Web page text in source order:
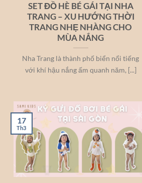
SET ĐỒ HÈ BÉ GÁI TẠI NHA
TRANG – XU HƯỚNG THỜI
TRANG NHẸ NHÀNG CHO
MÙA NẮNG
Nha Trang là thành phố biển nổi tiếng
với khí hậu nắng ấm quanh năm, [...]
17
Th3